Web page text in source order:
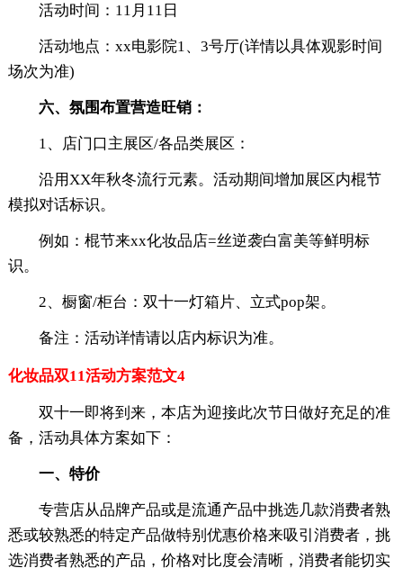
活动时间：11月11日
活动地点：xx电影院1、3号厅(详情以具体观影时间
场次为准)
六、氛围布置营造旺销：
1、店门口主展区/各品类展区：
沿用XX年秋冬流行元素。活动期间增加展区内棍节
模拟对话标识。
例如：棍节来xx化妆品店=丝逆袭白富美等鲜明标
识。
2、橱窗/柜台：双十一灯箱片、立式pop架。
备注：活动详情请以店内标识为准。
化妆品双11活动方案范文4
双十一即将到来，本店为迎接此次节日做好充足的准
备，活动具体方案如下：
一、特价
专营店从品牌产品或是流通产品中挑选几款消费者熟
悉或较熟悉的特定产品做特别优惠价格来吸引消费者，挑
选消费者熟悉的产品，价格对比度会清晰，消费者能切实